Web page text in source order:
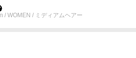
/ WOMEN / ミディアムヘアー